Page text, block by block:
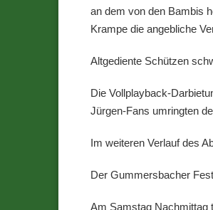
an dem von den Bambis
Krampe die angebliche
Altgediente Schützen
Die Vollplayback-
Jürgen-Fans umringten
Im weiteren Verlauf des
Der Gummersbacher
Am Samstag Nachmittag